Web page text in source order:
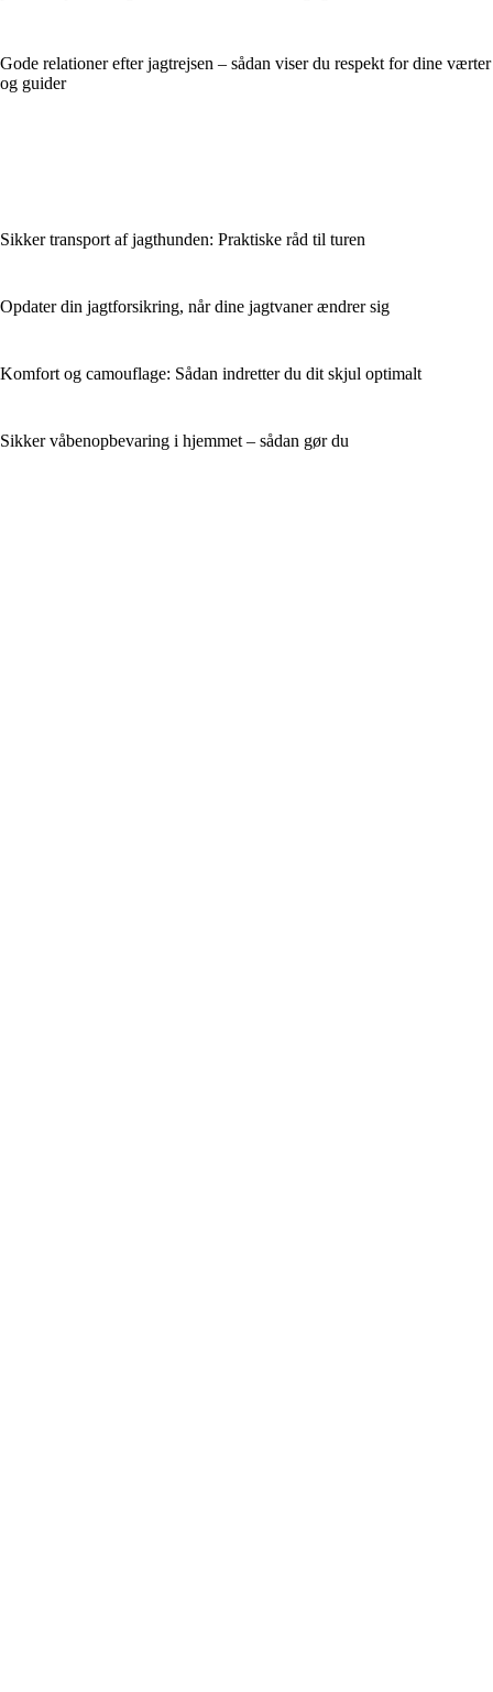
Gode relationer efter jagtrejsen – sådan viser du respekt for dine værter
og guider
Sikker transport af jagthunden: Praktiske råd til turen
Opdater din jagtforsikring, når dine jagtvaner ændrer sig
Komfort og camouflage: Sådan indretter du dit skjul optimalt
Sikker våbenopbevaring i hjemmet – sådan gør du